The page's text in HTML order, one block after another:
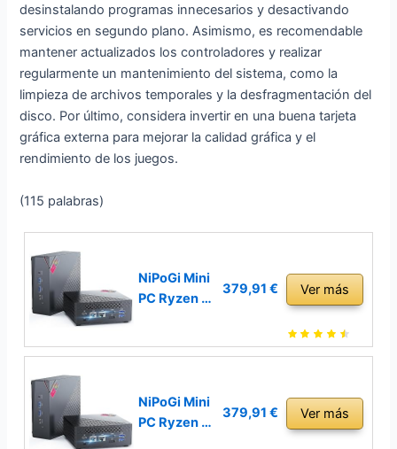
desinstalando programas innecesarios y desactivando
servicios en segundo plano. Asimismo, es recomendable
mantener actualizados los controladores y realizar
regularmente un mantenimiento del sistema, como la
limpieza de archivos temporales y la desfragmentación del
disco. Por último, considera invertir en una buena tarjeta
gráfica externa para mejorar la calidad gráfica y el
rendimiento de los juegos.
(115 palabras)
NiPoGi Mini
PC Ryzen 5
hasta 4,0
DDR4
512GB SSD
379,91 € Ver más
NiPoGi Mini
PC Ryzen 5
379,91 € Ver más